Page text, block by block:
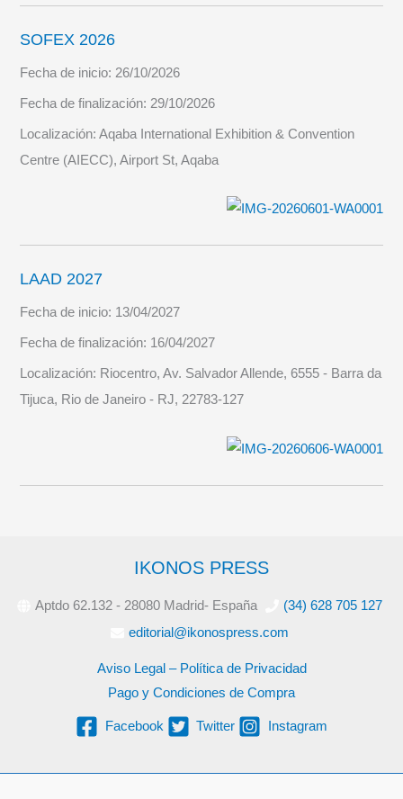
SOFEX 2026
Fecha de inicio: 26/10/2026
Fecha de finalización: 29/10/2026
Localización:Aqaba International Exhibition & Convention
Centre (AIECC), Airport St, Aqaba
LAAD 2027
Fecha de inicio: 13/04/2027
Fecha de finalización: 16/04/2027
Localización: Riocentro, Av. Salvador Allende, 6555 - Barra da
Tijuca, Rio de Janeiro - RJ, 22783-127
IKONOS PRESS
Aptdo 62.132 - 28080 Madrid- España
(34) 628 705 127
editorial@ikonospress.com
Aviso Legal – Política de Privacidad
Pago y Condiciones de Compra
Facebook Twitter Instagram